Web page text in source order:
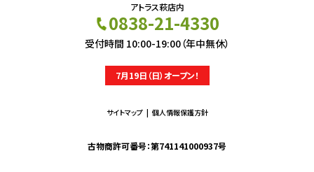
アトラス萩店内
0838-21-4330
受付時間 10:00-19:00（年中無休）
7月19日（日）オープン！
サイトマップ 個人情報保護方針
古物商許可番号：第741141000937号